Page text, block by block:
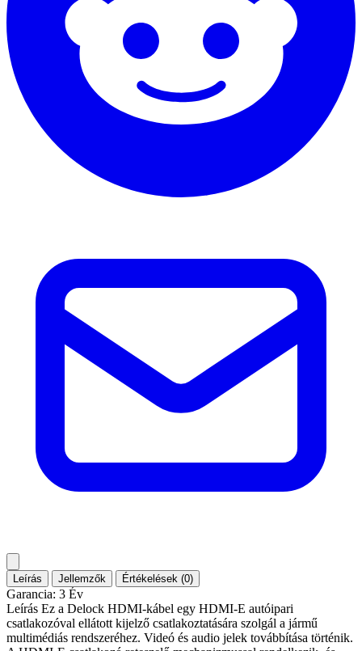
Leírás Jellemzők Értékelések (0)
Garancia: 3 Év
Leírás Ez a Delock HDMI-kábel egy HDMI-E autóipari
csatlakozóval ellátott kijelző csatlakoztatására szolgál a jármű
multimédiás rendszeréhez. Videó és audio jelek továbbítása történik.